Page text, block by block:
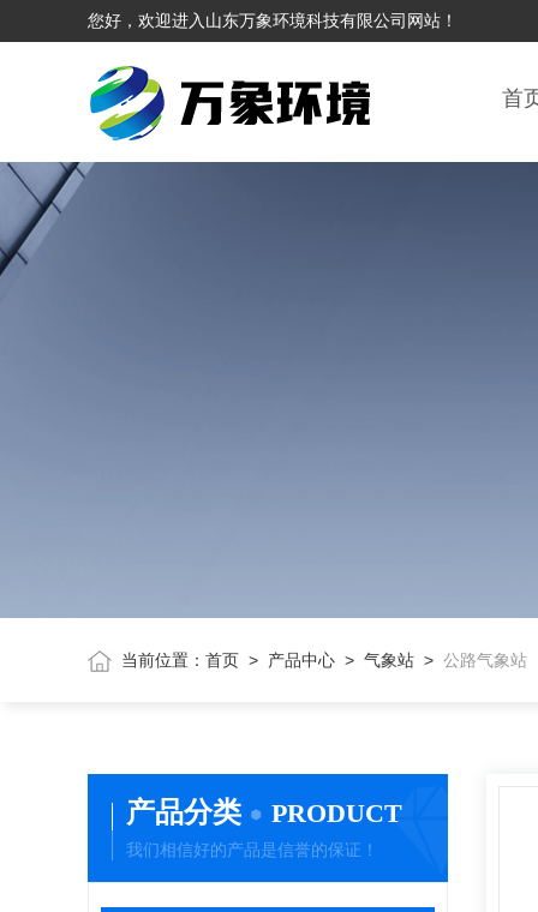
您好，欢迎进入山东万象环境科技有限公司网站！
首
当前位置： 首页> 产品中心> 气象站> 公路气象站
产品分类 PRODUCT
我们相信好的产品是信誉的保证！